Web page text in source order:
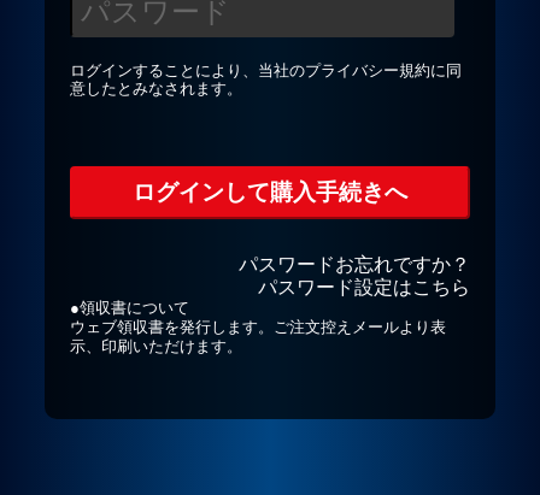
プライバシーポリシー
ログインすることにより、当社のプライバシー規約に同
意したとみなされます。
パスワードお忘れですか？
パスワード設定はこちら
●領収書について
ウェブ領収書を発行します。ご注文控えメールより表
示、印刷いただけます。